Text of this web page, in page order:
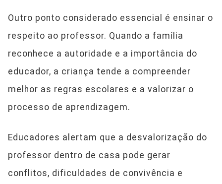
Outro ponto considerado essencial é ensinar o
respeito ao professor. Quando a família
reconhece a autoridade e a importância do
educador, a criança tende a compreender
melhor as regras escolares e a valorizar o
processo de aprendizagem.
Educadores alertam que a desvalorização do
professor dentro de casa pode gerar
conflitos, dificuldades de convivência e